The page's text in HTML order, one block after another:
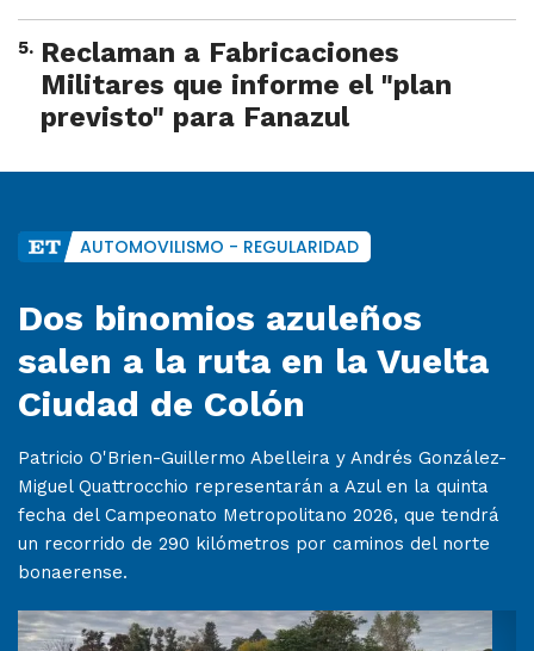
5. Reclaman a Fabricaciones
Militares que informe el "plan
previsto" para Fanazul
AUTOMOVILISMO - REGULARIDAD
Dos binomios azuleños
salen a la ruta en la Vuelta
Ciudad de Colón
Patricio O'Brien-Guillermo Abelleira y Andrés González-
Miguel Quattrocchio representarán a Azul en la quinta
fecha del Campeonato Metropolitano 2026, que tendrá
un recorrido de 290 kilómetros por caminos del norte
bonaerense.